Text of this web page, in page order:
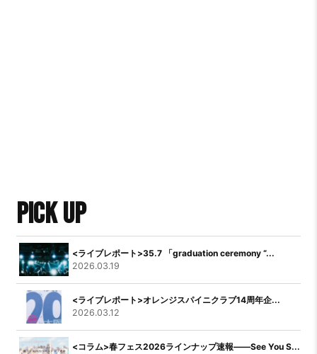
PICK UP
<ライブレポート>35.7 「graduation ceremony “...
2026.03.19
<ライブレポート>オレンジスパイニクラブ14周年企...
2026.03.12
<コラム>春フェス2026ラインナップ速報――See You S...